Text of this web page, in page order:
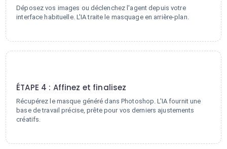
Déposez vos images ou déclenchez l'agent depuis votre
interface habituelle. L'IA traite le masquage en arrière-plan.
ÉTAPE 4 : Affinez et finalisez
Récupérez le masque généré dans Photoshop. L'IA fournit une
base de travail précise, prête pour vos derniers ajustements
créatifs.